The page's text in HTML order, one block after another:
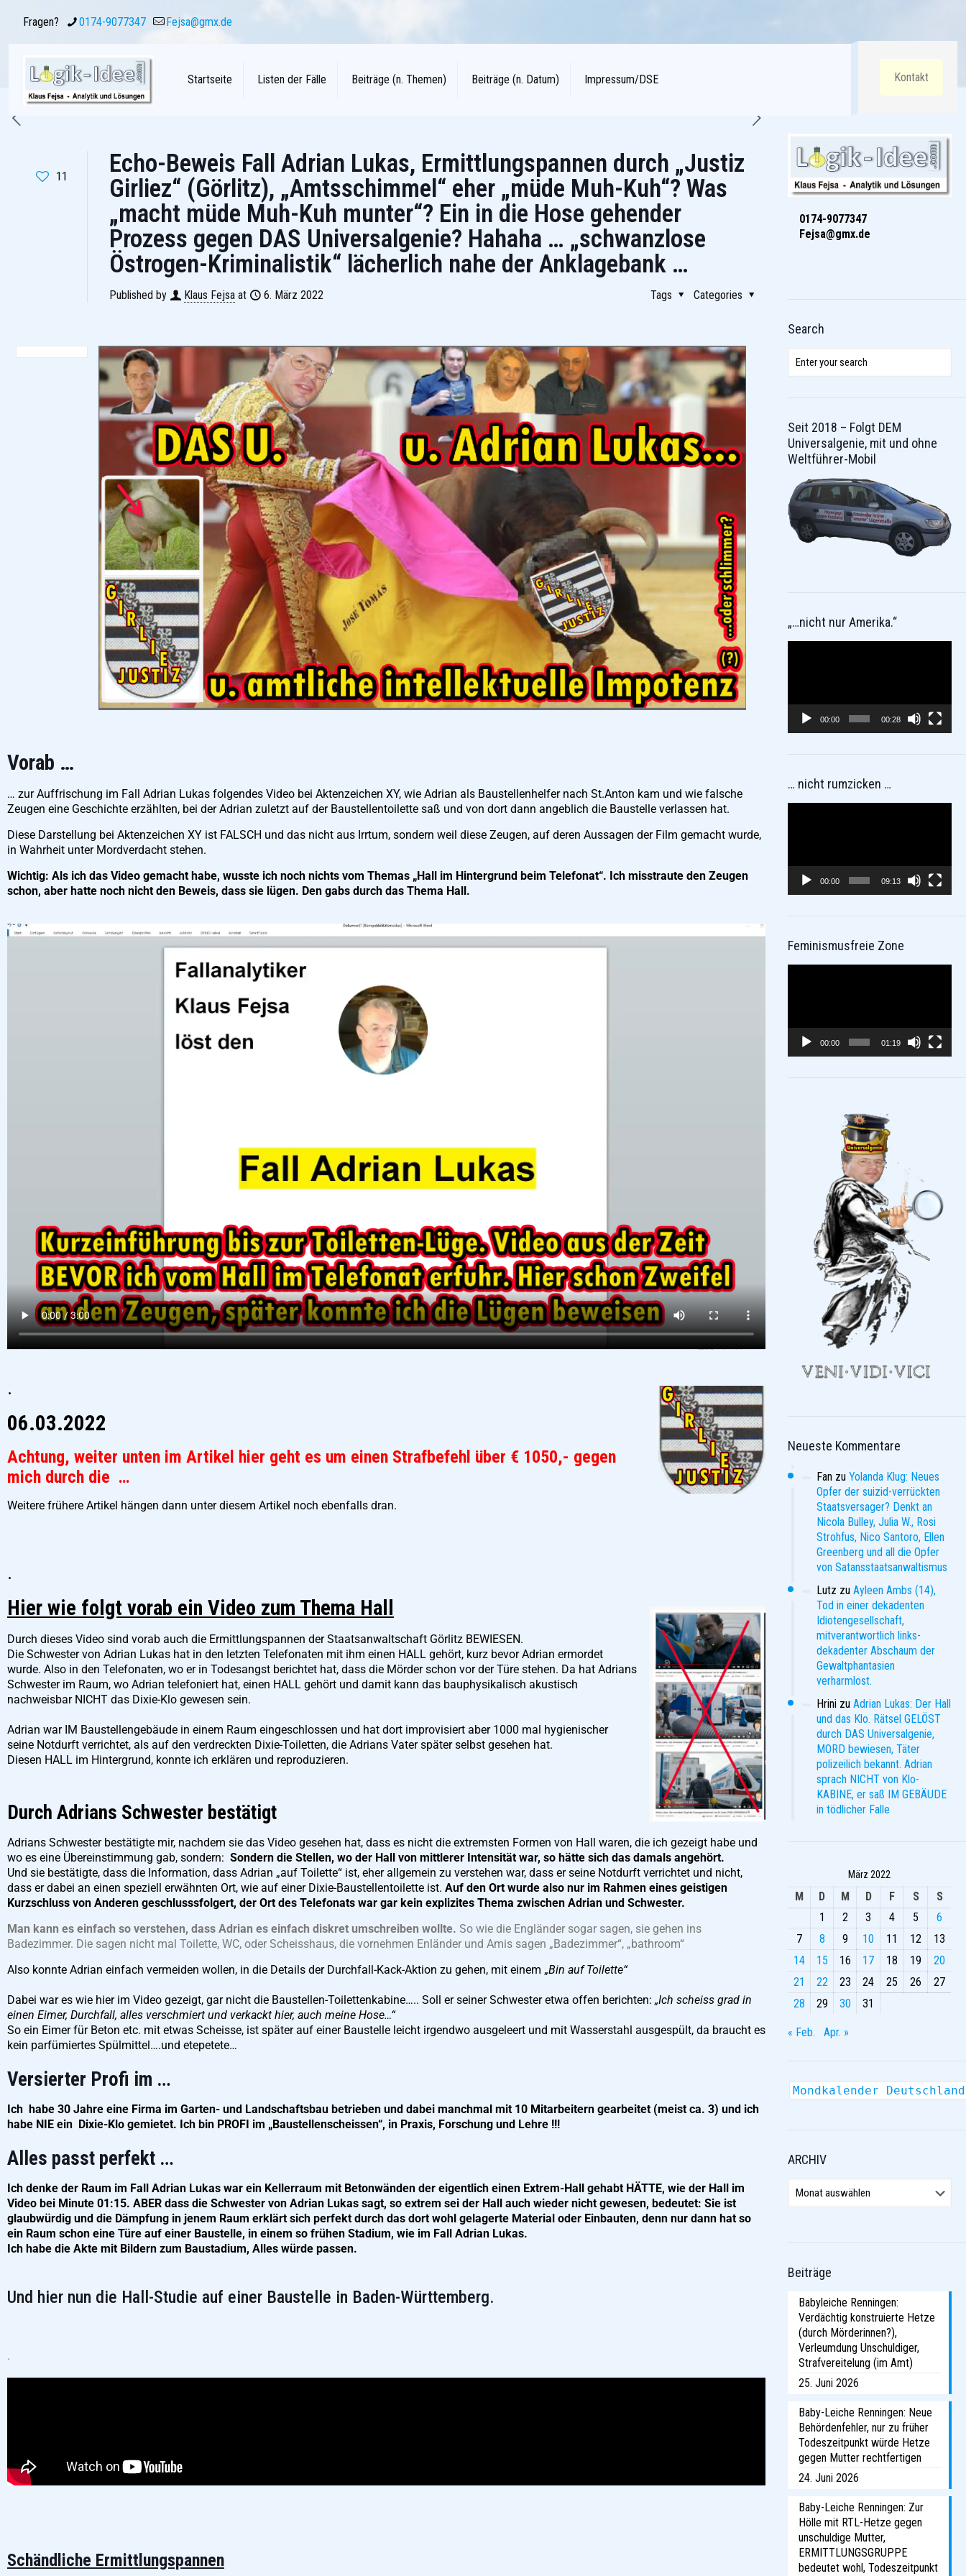
Fragen? 0174-9077347 Fejsa@gmx.de
Startseite Listen der Fälle Beiträge (n. Themen) Beiträge (n. Datum) Impressum/DSE Kontakt
11
Echo-Beweis Fall Adrian Lukas, Ermittlungspannen durch „Justiz
Girliez“ (Görlitz), „Amtsschimmel“ eher „müde Muh-Kuh“? Was
„macht müde Muh-Kuh munter“? Ein in die Hose gehender
Prozess gegen DAS Universalgenie? Hahaha … „schwanzlose
Östrogen-Kriminalistik“ lächerlich nahe der Anklagebank …
Published by Klaus Fejsa at 6. März 2022 Categories
Tags
Vorab …
… zur Auffrischung im Fall Adrian Lukas folgendes Video bei Aktenzeichen XY, wie Adrian als Baustellenhelfer nach St.Anton kam und wie falsche
Zeugen eine Geschichte erzählten, bei der Adrian zuletzt auf der Baustellentoilette saß und von dort dann angeblich die Baustelle verlassen hat.
Diese Darstellung bei Aktenzeichen XY ist FALSCH und das nicht aus Irrtum, sondern weil diese Zeugen, auf deren Aussagen der Film gemacht wurde,
in Wahrheit unter Mordverdacht stehen.
Wichtig: Als ich das Video gemacht habe, wusste ich noch nichts vom Themas „Hall im Hintergrund beim Telefonat“. Ich misstraute den Zeugen
schon, aber hatte noch nicht den Beweis, dass sie lügen. Den gabs durch das Thema Hall.
.
06.03.2022
Achtung, weiter unten im Artikel hier geht es um einen Strafbefehl über € 1050,- gegen
mich durch die …
Weitere frühere Artikel hängen dann unter diesem Artikel noch ebenfalls dran.
.
Hier wie folgt vorab ein Video zum Thema Hall
Durch dieses Video sind vorab auch die Ermittlungspannen der Staatsanwaltschaft Görlitz BEWIESEN.
Die Schwester von Adrian Lukas hat in den letzten Telefonaten mit ihm einen HALL gehört, kurz bevor Adrian ermordet
wurde. Also in den Telefonaten, wo er in Todesangst berichtet hat, dass die Mörder schon vor der Türe stehen. Da hat Adrians
Schwester im Raum, wo Adrian telefoniert hat, einen HALL gehört und damit kann das bauphysikalisch akustisch
nachweisbar NICHT das Dixie-Klo gewesen sein.
Adrian war IM Baustellengebäude in einem Raum eingeschlossen und hat dort improvisiert aber 1000 mal hygienischer
seine Notdurft verrichtet, als auf den verdreckten Dixie-Toiletten, die Adrians Vater später selbst gesehen hat.
Diesen HALL im Hintergrund, konnte ich erklären und reproduzieren.
Durch Adrians Schwester bestätigt
Adrians Schwester bestätigte mir, nachdem sie das Video gesehen hat, dass es nicht die extremsten Formen von Hall waren, die ich gezeigt habe und
wo es eine Übereinstimmung gab, sondern: Sondern die Stellen, wo der Hall von mittlerer Intensität war, so hätte sich das damals angehört.
Und sie bestätigte, dass die Information, dass Adrian „auf Toilette“ ist, eher allgemein zu verstehen war, dass er seine Notdurft verrichtet und nicht,
dass er dabei an einen speziell erwähnten Ort, wie auf einer Dixie-Baustellentoilette ist. Auf den Ort wurde also nur im Rahmen eines geistigen
Kurzschluss von Anderen geschlusssfolgert, der Ort des Telefonats war gar kein explizites Thema zwischen Adrian und Schwester.
Man kann es einfach so verstehen, dass Adrian es einfach diskret umschreiben wollte. So wie die Engländer sogar sagen, sie gehen ins
Badezimmer. Die sagen nicht mal Toilette, WC, oder Scheisshaus, die vornehmen Enländer und Amis sagen „Badezimmer“, „bathroom“
Also konnte Adrian einfach vermeiden wollen, in die Details der Durchfall-Kack-Aktion zu gehen, mit einem „Bin auf Toilette“
Dabei war es wie hier im Video gezeigt, gar nicht die Baustellen-Toilettenkabine….. Soll er seiner Schwester etwa offen berichten: „Ich scheiss grad in
einen Eimer, Durchfall, alles verschmiert und verkackt hier, auch meine Hose…“
So ein Eimer für Beton etc. mit etwas Scheisse, ist später auf einer Baustelle leicht irgendwo ausgeleert und mit Wasserstahl ausgespült, da braucht es
kein parfümiertes Spülmittel….und etepetete…
Versierter Profi im …
Ich habe 30 Jahre eine Firma im Garten- und Landschaftsbau betrieben und dabei manchmal mit 10 Mitarbeitern gearbeitet (meist ca. 3) und ich
habe NIE ein Dixie-Klo gemietet. Ich bin PROFI im „Baustellenscheissen“, in Praxis, Forschung und Lehre !!!
Alles passt perfekt …
Ich denke der Raum im Fall Adrian Lukas war ein Kellerraum mit Betonwänden der eigentlich einen Extrem-Hall gehabt HÄTTE, wie der Hall im
Video bei Minute 01:15. ABER dass die Schwester von Adrian Lukas sagt, so extrem sei der Hall auch wieder nicht gewesen, bedeutet: Sie ist
glaubwürdig und die Dämpfung in jenem Raum erklärt sich perfekt durch das dort wohl gelagerte Material oder Einbauten, denn nur dann hat so
ein Raum schon eine Türe auf einer Baustelle, in einem so frühen Stadium, wie im Fall Adrian Lukas.
Ich habe die Akte mit Bildern zum Baustadium, Alles würde passen.
Und hier nun die Hall-Studie auf einer Baustelle in Baden-Württemberg.
.
Schändliche Ermittlungspannen
0174-9077347
Fejsa@gmx.de
Search
Seit 2018 – Folgt DEM
Universalgenie, mit und ohne
Weltführer-Mobil
„…nicht nur Amerika.“
00:00 00:28
… nicht rumzicken …
00:00 09:13
Feminismusfreie Zone
00:00 01:19
Neueste Kommentare
Fan zuYolanda Klug: Neues
Opfer der suizid-verrückten
Staatsversager? Denkt an
Nicola Bulley, Julia W., Rosi
Strohfus, Nico Santoro, Ellen
Greenberg und all die Opfer
von Satansstaatsanwaltismus
Lutz zuAyleen Ambs (14),
Tod in einer dekadenten
Idiotengesellschaft,
mitverantwortlich links-
dekadenter Abschaum der
Gewaltphantasien
verharmlost.
Hrini zuAdrian Lukas: Der Hall
und das Klo. Rätsel GELÖST
durch DAS Universalgenie,
MORD bewiesen, Täter
polizeilich bekannt. Adrian
sprach NICHT von Klo-
KABINE, er saß IM GEBÄUDE
in tödlicher Falle
März 2022
M D M D F S
S
1
2 3 4 5
6
7
8 9 10 11 12
13
14
15 16 17 18 19
20
21
22 23 24 25 26
27
28
29 30 31
« Feb. Apr. »
Mondkalender Deutschland
ARCHIV
Beiträge
Babyleiche Renningen:
Verdächtig konstruierte Hetze
(durch Mörderinnen?),
Verleumdung Unschuldiger,
Strafvereitelung (im Amt)
25. Juni 2026
Baby-Leiche Renningen: Neue
Behördenfehler, nur zu früher
Todeszeitpunkt würde Hetze
gegen Mutter rechtfertigen
24. Juni 2026
Baby-Leiche Renningen: Zur
Hölle mit RTL-Hetze gegen
unschuldige Mutter,
ERMITTLUNGSGRUPPE
bedeutet wohl, Todeszeitpunkt